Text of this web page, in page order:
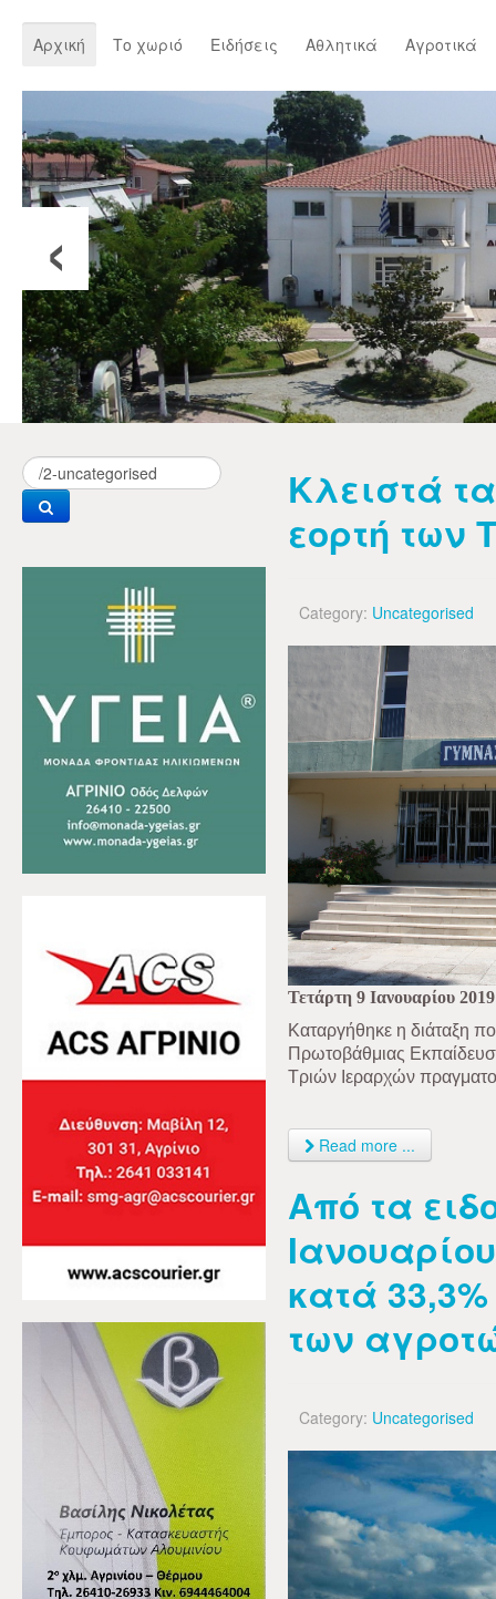
Αρχική Το χωριό Ειδήσεις Αθλητικά Αγροτικά
‹
Κλειστά
εορτή των
Category: Uncategorised
Τετάρτη 9 Ιανουαρίου 2019
Καταργήθηκε η διάταξη
Πρωτοβάθμιας
Τριών Ιεραρχών
Read more ...
Από τα
κατά
των
Category: Uncategorised